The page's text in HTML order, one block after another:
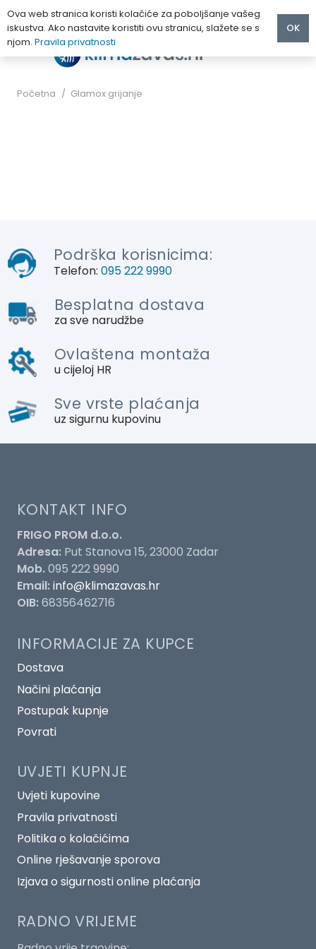
Početna / Glamox grijanje
Podrška korisnicima:
Telefon: 095 222 9990
Besplatna dostava
za sve narudžbe
Ovlaštena montaža
u cijeloj HR
Sve vrste plaćanja
uz sigurnu kupovinu
KONTAKT INFO
FRIGO PROM d.o.o.
Adresa: Put Stanova 15, 23000 Zadar
Mob.095 222 9990
Email:info@klimazavas.hr
OIB:68356462716
INFORMACIJE ZA KUPCE
Dostava
Načini plaćanja
Postupak kupnje
Povrati
UVJETI KUPNJE
Uvjeti kupovine
Pravila privatnosti
Politika o kolačićima
Online rješavanje sporova
Izjava o sigurnosti online plaćanja
RADNO VRIJEME
Ova web stranica koristi kolačiće za poboljšanje vašeg
iskustva. Ako nastavite koristiti ovu stranicu, slažete se s
njom. Pravila privatnosti
OK